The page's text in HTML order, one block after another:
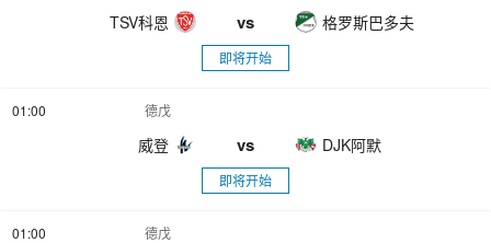
TSV科恩 vs 格罗斯巴多夫
即将开始
01:00 德戊
威登 vs DJK阿默
即将开始
01:00 德戊